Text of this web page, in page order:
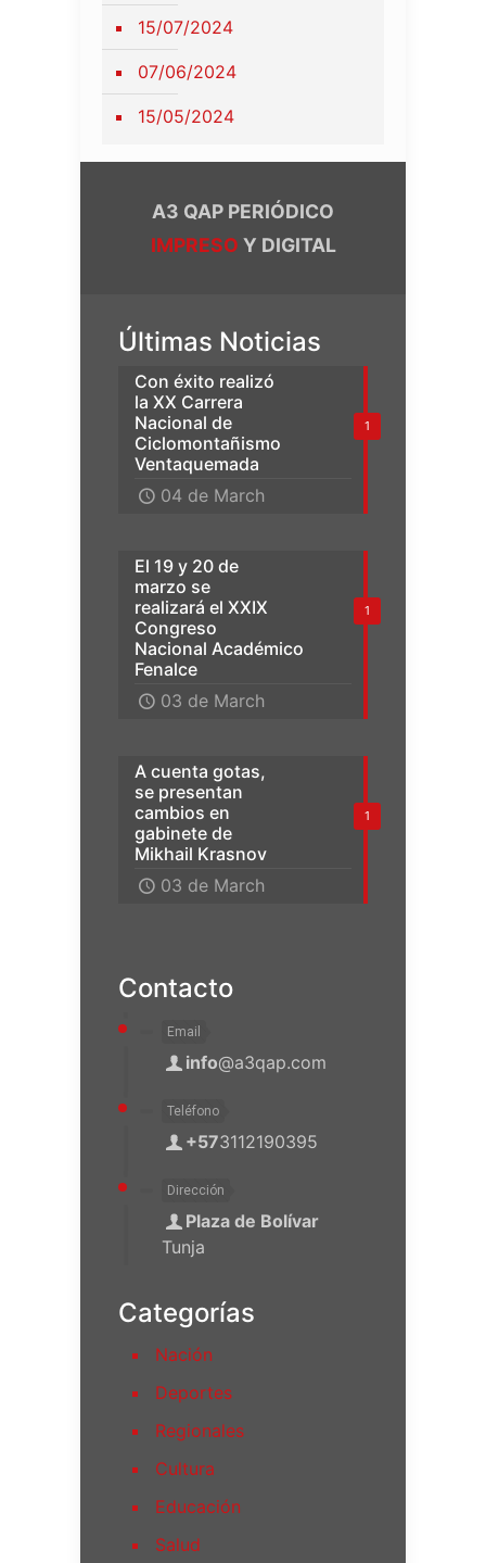
15/07/2024
07/06/2024
15/05/2024
A3 QAP PERIÓDICO
IMPRESO Y DIGITAL
Últimas Noticias
1
Con éxito realizó
la XX Carrera
Nacional de
Ciclomontañismo
Ventaquemada
04 de March
1
El 19 y 20 de
marzo se
realizará el XXIX
Congreso
Nacional Académico
Fenalce
03 de March
1
A cuenta gotas,
se presentan
cambios en
gabinete de
Mikhail Krasnov
03 de March
Contacto
Email
info@a3qap.com
Teléfono
+573112190395
Dirección
Plaza de Bolívar
Tunja
Categorías
Nación
Deportes
Regionales
Cultura
Educación
Salud